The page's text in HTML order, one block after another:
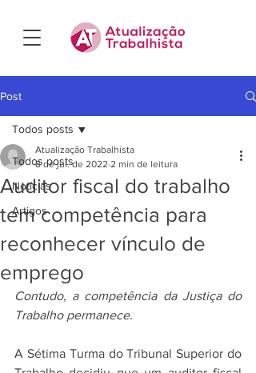
Post
Todos posts
Notícias
Artigos
Todos posts
Auditor fiscal do trabalho
tem competência para
reconhecer vínculo de
emprego
Atualização Trabalhista
8 de jul. de 2022 2 min de leitura
Contudo, a competência da Justiça do
Trabalho permanece.
A Sétima Turma do Tribunal Superior do